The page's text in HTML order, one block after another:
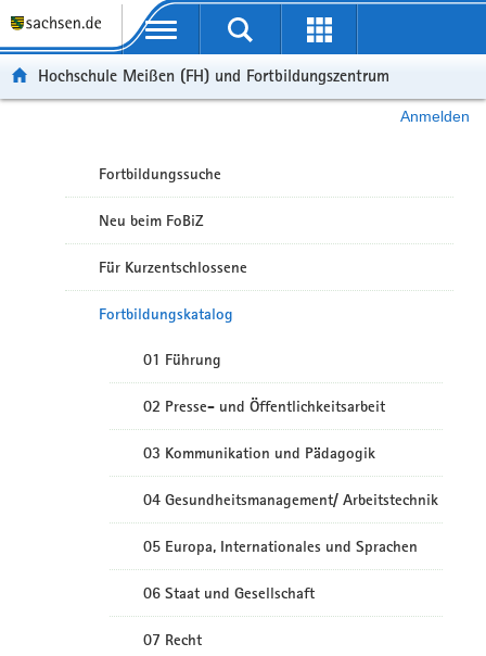
Portalübergreifende Navigation
Hochschule Meißen (FH) und Fortbildungszentrum
Anmelden
Fortbildungssuche
Neu beim FoBiZ
Für Kurzentschlossene
Fortbildungskatalog
01 Führung
02 Presse- und Öffentlichkeitsarbeit
03 Kommunikation und Pädagogik
04 Gesundheitsmanagement/ Arbeitstechnik
05 Europa, Internationales und Sprachen
06 Staat und Gesellschaft
07 Recht